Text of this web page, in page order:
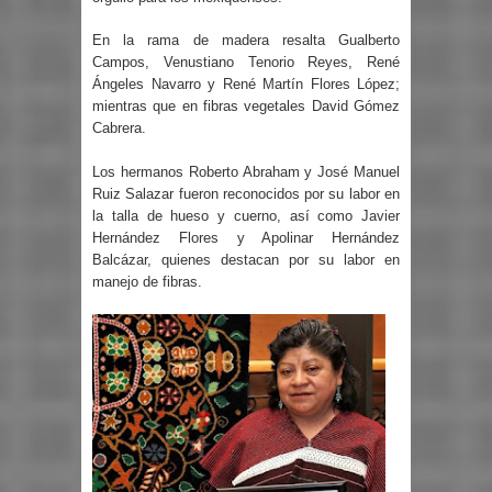
En la rama de madera resalta Gualberto
Campos, Venustiano Tenorio Reyes, René
Ángeles Navarro y René Martín Flores López;
mientras que en fibras vegetales David Gómez
Cabrera.
Los hermanos Roberto Abraham y José Manuel
Ruiz Salazar fueron reconocidos por su labor en
la talla de hueso y cuerno, así como Javier
Hernández Flores y Apolinar Hernández
Balcázar, quienes destacan por su labor en
manejo de fibras.